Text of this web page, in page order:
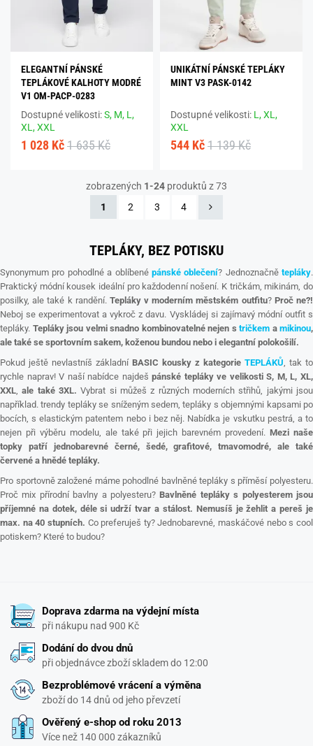
ELEGANTNÍ PÁNSKÉ
TEPLÁKOVÉ KALHOTY MODRÉ
V1 OM-PACP-0283
Dostupné velikosti:S, M, L,
XL,XXL
1 028 Kč 1 635 Kč
UNIKÁTNÍ PÁNSKÉ TEPLÁKY
MINT V3 PASK-0142
Dostupné velikosti: L,XL,
XXL
544 Kč 1 139 Kč
zobrazených 1-24produktů z 73
1
2 3 4
TEPLÁKY, BEZ POTISKU
Synonymum pro pohodlné a oblíbené pánské oblečení? Jednoznačně tepláky.
Praktický módní kousek ideální pro každodenní nošení. K tričkám, mikinám, do
posilky, ale také k randění. Tepláky v moderním městském outfitu? Proč ne?!
Neboj se experimentovat a vykroč z davu. Vyskládej si zajímavý módní outfit s
tepláky. Tepláky jsou velmi snadno kombinovatelné nejen s tričkem a mikinou,
ale také se sportovním sakem, koženou bundou nebo i elegantní polokošilí.
Pokud ještě nevlastníš základní BASIC kousky z kategorie TEPLÁKŮ , tak to
rychle naprav! V naší nabídce najdeš pánské tepláky ve velikosti S, M, L, XL,
XXL ,ale také 3XL. Vybrat si můžeš z různých moderních střihů, jakými jsou
například. trendy tepláky se sníženým sedem, tepláky s objemnými kapsami po
bocích, s elastickým patentem nebo i bez něj. Nabídka je vskutku pestrá, a to
nejen při výběru modelu, ale také při jejich barevném provedení.Mezi naše
topky patří jednobarevné černé, šedé, grafitové, tmavomodré, ale také
červené a hnědé tepláky.
Pro sportovně založené máme pohodlné bavlněné tepláky s příměsí polyesteru.
Proč mix přírodní bavlny a polyesteru?Bavlněné tepláky s polyesterem jsou
příjemné na dotek, déle si udrží tvar a stálost. Nemusíš je žehlit a pereš je
max. na 40 stupních. Co preferuješ ty? Jednobarevné, maskáčové nebo s cool
potiskem? Které to budou?
Doprava zdarma na výdejní místa
při nákupu nad 900 Kč
Dodání do dvou dnů
při objednávce zboží skladem do 12:00
Bezproblémové vrácení a výměna
zboží do 14 dnů od jeho převzetí
Ověřený e-shop od roku 2013
Více než 140 000 zákazníků